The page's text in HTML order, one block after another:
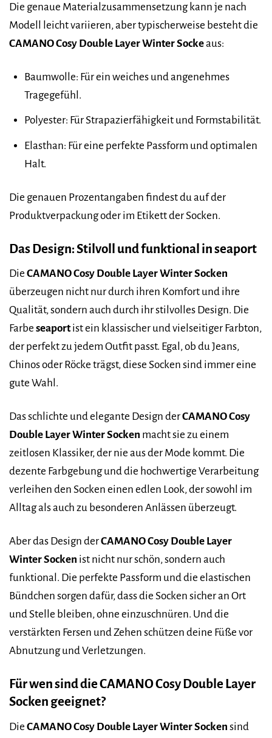
Die genaue Materialzusammensetzung kann je nach
Modell leicht variieren, aber typischerweise besteht die
CAMANO Cosy Double Layer Winter Sockeaus:
Baumwolle: Für ein weiches und angenehmes
Tragegefühl.
Polyester: Für Strapazierfähigkeit und Formstabilität.
Elasthan: Für eine perfekte Passform und optimalen
Halt.
Die genauen Prozentangaben findest du auf der
Produktverpackung oder im Etikett der Socken.
Das Design: Stilvoll und funktional in seaport
Die CAMANO Cosy Double Layer Winter Socken
überzeugen nicht nur durch ihren Komfort und ihre
Qualität, sondern auch durch ihr stilvolles Design. Die
Farbe seaportist ein klassischer und vielseitiger Farbton,
der perfekt zu jedem Outfit passt. Egal, ob du Jeans,
Chinos oder Röcke trägst, diese Socken sind immer eine
gute Wahl.
Das schlichte und elegante Design derCAMANO Cosy
Double Layer Winter Socken macht sie zu einem
zeitlosen Klassiker, der nie aus der Mode kommt. Die
dezente Farbgebung und die hochwertige Verarbeitung
verleihen den Socken einen edlen Look, der sowohl im
Alltag als auch zu besonderen Anlässen überzeugt.
Aber das Design derCAMANO Cosy Double Layer
Winter Socken ist nicht nur schön, sondern auch
funktional. Die perfekte Passform und die elastischen
Bündchen sorgen dafür, dass die Socken sicher an Ort
und Stelle bleiben, ohne einzuschnüren. Und die
verstärkten Fersen und Zehen schützen deine Füße vor
Abnutzung und Verletzungen.
Für wen sind die CAMANO Cosy Double Layer
Socken geeignet?
Die CAMANO Cosy Double Layer Winter Socken sind